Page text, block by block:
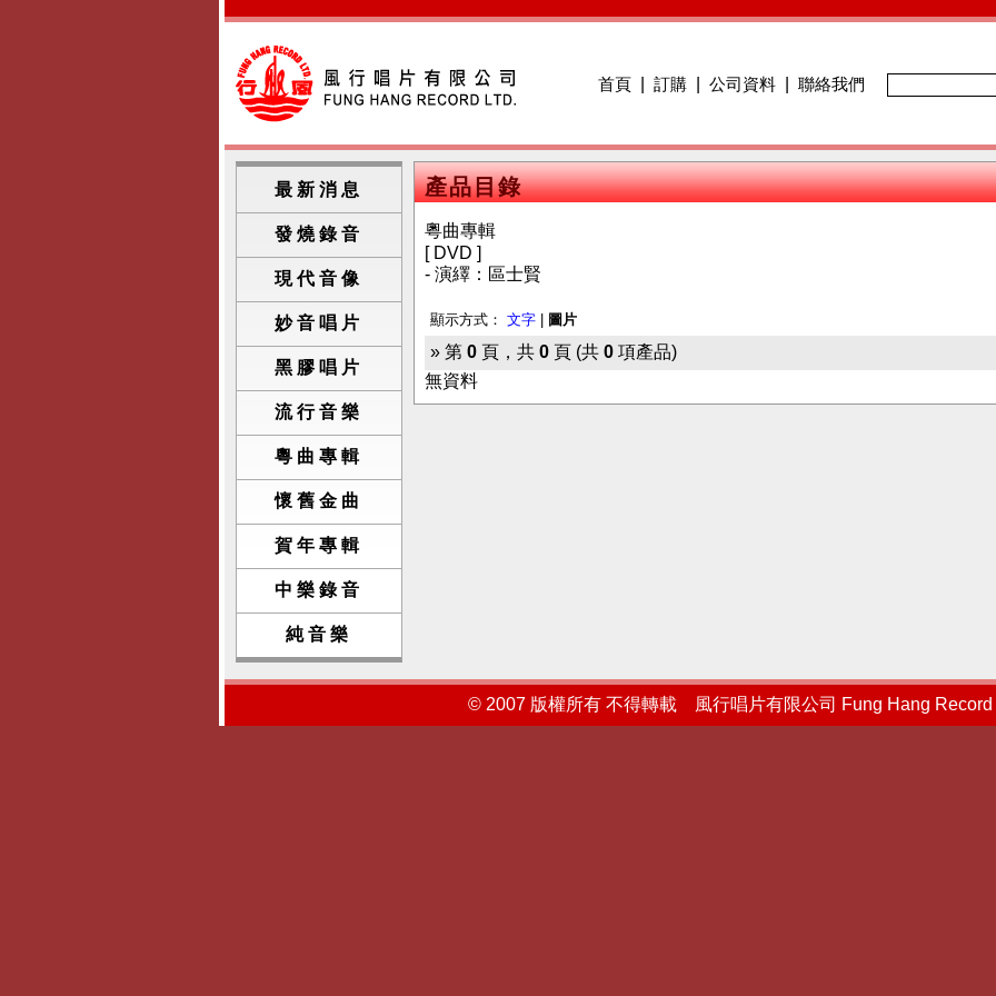
首頁 訂購 公司資料 聯絡我們
最新消息
發燒錄音
現代音像
妙音唱片
黑膠唱片
流行音樂
粵曲專輯
懷舊金曲
賀年專輯
中樂錄音
純音樂
產品目錄
粵曲專輯
[ DVD ]
- 演繹：區士賢
顯示方式： 文字 圖片
» 第 0 頁，共 0 頁 (共 0 項產品)
無資料
© 2007 版權所有 不得轉載 風行唱片有限公司 Fung Hang Record